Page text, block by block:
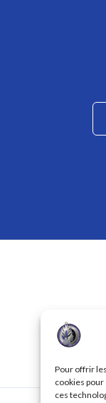
Pour offrir
cookies
ces